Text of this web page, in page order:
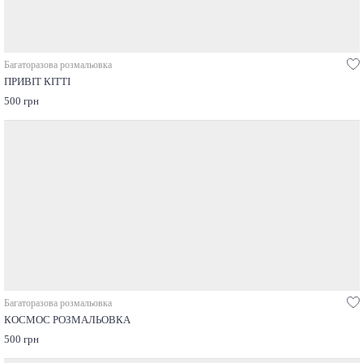
Багаторазова розмальовка
ПРИВІТ КІТТІ
500 грн
Багаторазова розмальовка
КОСМОС РОЗМАЛЬОВКА
500 грн